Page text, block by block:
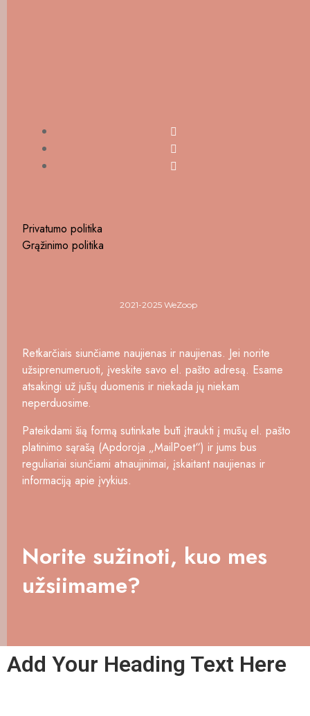
Privatumo politika
Grąžinimo politika
2021-2025 WeZoop
Retkarčiais siunčiame naujienas ir naujienas. Jei norite
užsiprenumeruoti, įveskite savo el. pašto adresą. Esame
atsakingi už jūsų duomenis ir niekada jų niekam
neperduosime.
Pateikdami šią formą sutinkate būti įtraukti į mūsų el. pašto
platinimo sąrašą (Apdoroja „MailPoet“) ir jums bus
reguliariai siunčiami atnaujinimai, įskaitant naujienas ir
informaciją apie įvykius.
Norite sužinoti, kuo mes
užsiimame?
Add Your Heading Text Here